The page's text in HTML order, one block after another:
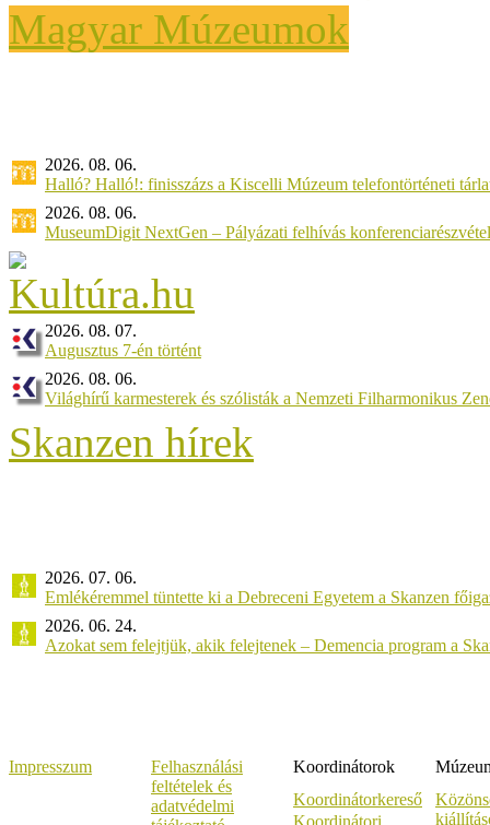
Magyar Múzeumok
2026. 08. 06.
Halló? Halló!: finisszázs a Kiscelli Múzeum telefontörténeti
2026. 08. 06.
MuseumDigit NextGen – Pályázati felhívás
2026. 08. 07.
Augusztus 7-én történt
2026. 08. 06.
Világhírű karmesterek és szólisták a Nemzeti Filharmonikus
Skanzen hírek
2026. 07. 06.
Emlékéremmel tüntette ki a Debreceni Egyetem a Skanzen
2026. 06. 24.
Azokat sem felejtjük, akik felejtenek – Demencia program a
Impresszum
Felhasználási
feltételek és
adatvédelmi
Koordinátorok
Koordinátorkereső
Koordinátori